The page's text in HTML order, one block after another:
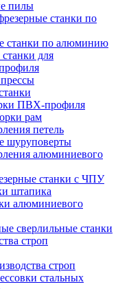
пилы
станки по
станки по алюминию
для
ПВХ-профиля
рам
петель
шуруповерты
алюминиевого
станки с ЧПУ
штапика
алюминиевого
сверлильные станки
строп
строп
стальных